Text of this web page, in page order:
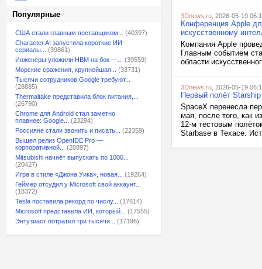
Популярные
США стали главным поставщиком...
(40397)
Character.AI запустила короткие ИИ-
сериалы...
(39861)
Инженеры уложили HBM на бок —...
(39559)
Морские сражения, крупнейшая...
(33731)
Тысячи сотрудников Google требуют...
(28885)
Thermaltake представила блок питания,...
(26790)
Chrome для Android стал заметно
плавнее: Google...
(23294)
Россияне стали звонить и писать...
(22359)
Вышел релиз OpenIDE Pro —
корпоративной...
(20897)
Mitsubishi начнёт выпускать по 1000...
(20427)
Игра в стиле «Джона Уика», новая...
(19264)
Геймер отсудил у Microsoft свой аккаунт...
(18372)
Tesla поставила рекорд по числу...
(17614)
Microsoft представила ИИ, который...
(17555)
Энтузиаст потратил три тысячи...
(17196)
3Dnews.ru , 2026-05-19
Конференция Apple
искусственному
Компания Apple
Главным событием
области
3Dnews.ru , 2026-05-19
Первый полёт
SpaceX перенесла
мая, после того, как
12-м тестовым
Starbase в Техасе.